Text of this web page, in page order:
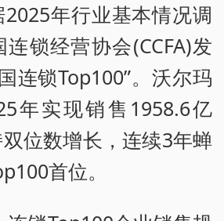
年行业基本情况调
锁经营协会(CCFA)发
连锁Top100”。沃尔玛
年实现销售1958.6亿
位数增长，连续3年蝉
首位。